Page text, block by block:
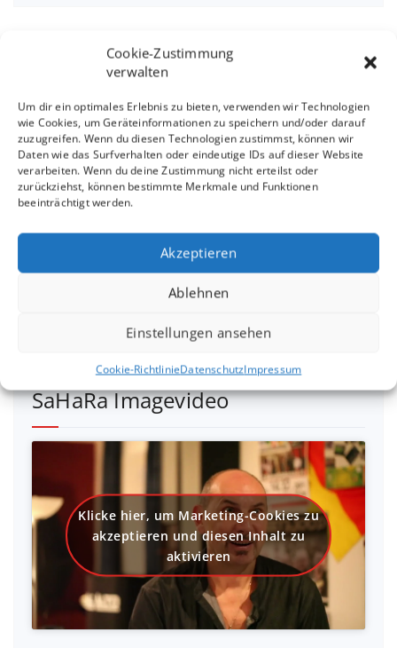
Cookie-Zustimmung
verwalten
Um dir ein optimales Erlebnis zu bieten, verwenden wir Technologien
wie Cookies, um Geräteinformationen zu speichern und/oder darauf
zuzugreifen. Wenn du diesen Technologien zustimmst, können wir
Daten wie das Surfverhalten oder eindeutige IDs auf dieser Website
verarbeiten. Wenn du deine Zustimmung nicht erteilst oder
zurückziehst, können bestimmte Merkmale und Funktionen
beeinträchtigt werden.
Akzeptieren
Ablehnen
Einstellungen ansehen
Cookie-RichtlinieDatenschutzImpressum
Interview mit Sandra
Klicke hier, um Marketing-Cookies zu
aktivieren
SaHaRa Imagevideo
Klicke hier, um Marketing-Cookies zu
akzeptieren und diesen Inhalt zu
aktivieren